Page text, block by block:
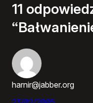
11
harnir@jabber.org